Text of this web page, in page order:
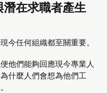
在求職者產生
今任何組織都至關重要。
他們能夠回應現今專業人
什麼人們會想為他們工